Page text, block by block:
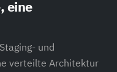
eine
und
verteilte Architektur